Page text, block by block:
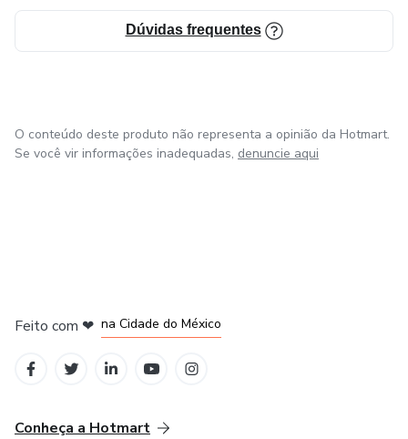
Dúvidas frequentes
O conteúdo deste produto não representa a opinião da Hotmart.
Se você vir informações inadequadas, denuncie aqui
Feito com ❤ na Cidade do México
Conheça a Hotmart